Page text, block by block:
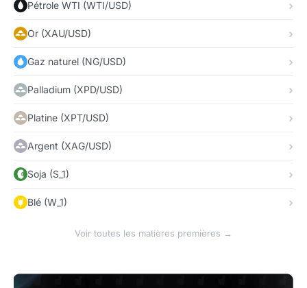
Pétrole WTI (WTI/USD)
Or (XAU/USD)
Gaz naturel (NG/USD)
Palladium (XPD/USD)
Platine (XPT/USD)
Argent (XAG/USD)
Soja (S_1)
Blé (W_1)
Voir toutes les matières premières →